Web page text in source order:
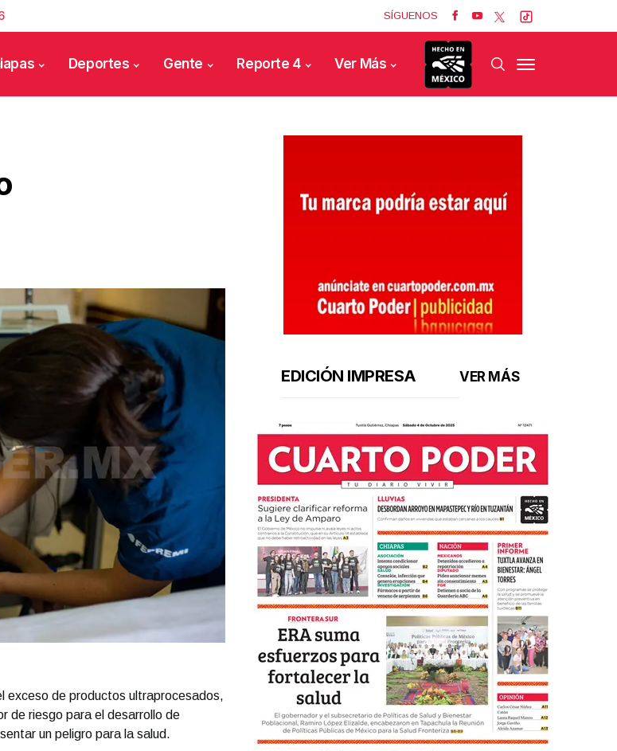
SÍGUENOS
Deportes Gente Reporte 4 Ver Más
exceso de productos ultraprocesados,
de riesgo para el desarrollo de
un peligro para la salud.
EDICIÓN IMPRESA VER MÁS